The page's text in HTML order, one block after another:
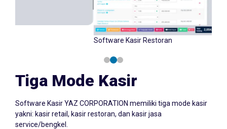
Software Kasir Retail
Tiga Mode Kasir
yakni: kasir retail, kasir restoran, dan kasir jasa
service/bengkel.